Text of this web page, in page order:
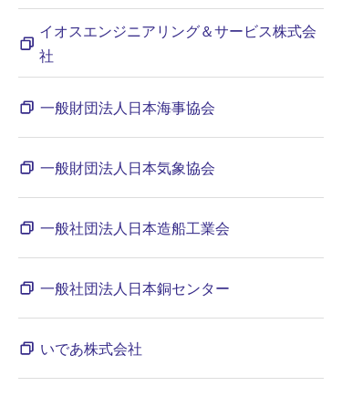
イオスエンジニアリング＆サービス株式会
社
一般財団法人日本海事協会
一般財団法人日本気象協会
一般社団法人日本造船工業会
一般社団法人日本銅センター
いであ株式会社